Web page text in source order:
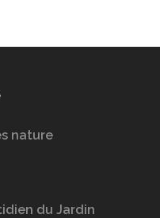
nature
du Jardin